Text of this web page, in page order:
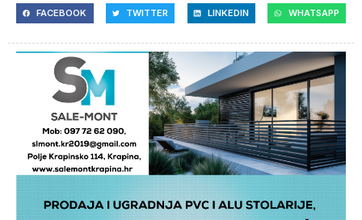
FACEBOOK TWITTER LINKEDIN WHATSAPP